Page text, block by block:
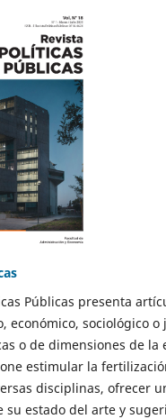
Públicas presenta
económico, sociológico
o de dimensiones de la
estimular la
disciplinas, ofrecer
su estado del arte y